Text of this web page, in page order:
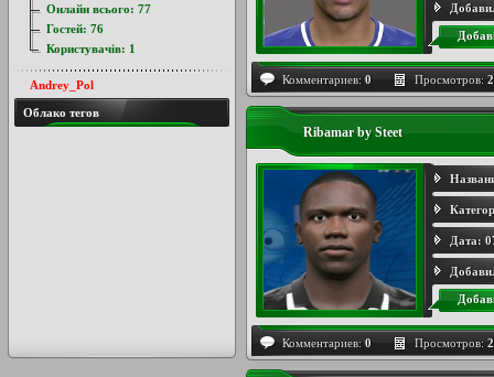
Комментариев: 0 Просмотров:
Ribamar by Steet
Дата:
Комментариев: 0 Просмотров:
Онлайн всього: 77
Гостей: 76
Користувачів: 1
Andrey_Pol
Облако тегов